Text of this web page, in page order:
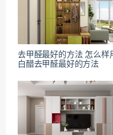
去甲醛最好的方法 怎么样
白醋去甲醛最好的方法